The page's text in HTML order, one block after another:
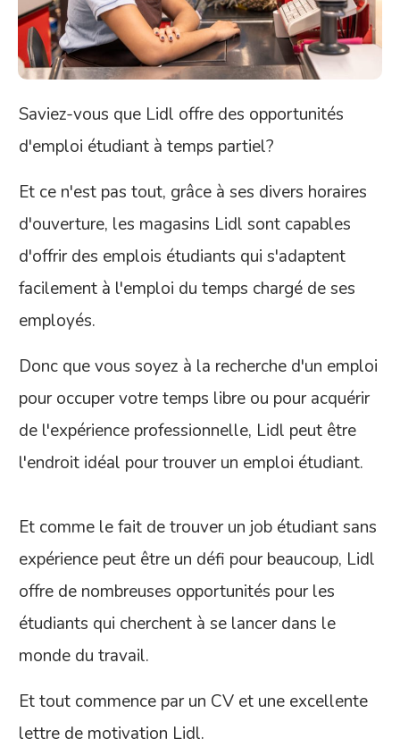
Saviez-vous que Lidl offre des opportunités
d'emploi étudiant à temps partiel?
Et ce n'est pas tout, grâce à ses divers horaires
d'ouverture, les magasins Lidl sont capables
d'offrir des emplois étudiants qui s'adaptent
facilement à l'emploi du temps chargé de ses
employés.
Donc que vous soyez à la recherche d'un emploi
pour occuper votre temps libre ou pour acquérir
de l'expérience professionnelle, Lidl peut être
l'endroit idéal pour trouver un emploi étudiant.
Et comme le fait de trouver un job étudiant sans
expérience peut être un défi pour beaucoup, Lidl
offre de nombreuses opportunités pour les
étudiants qui cherchent à se lancer dans le
monde du travail.
Et tout commence par un CV et une excellente
lettre de motivation Lidl.